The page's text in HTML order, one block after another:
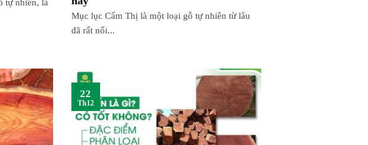
Mục lục Cẩm Thị là một loại gỗ tự nhiên từ lâu
đã rất nổi...
22
Th12